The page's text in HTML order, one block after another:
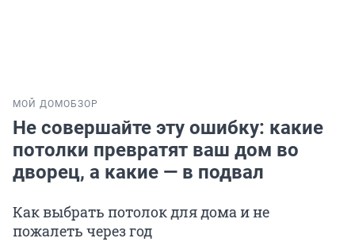
МОЙ ДОМОБЗОР
Не совершайте эту ошибку: какие
потолки превратят ваш дом во
дворец, а какие — в подвал
Как выбрать потолок для дома и не
пожалеть через год